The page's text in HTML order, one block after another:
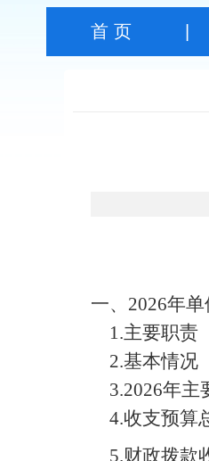
首 页
一、 2026年单
1.主要职责
2.基本情况
3.2026年主
4.收支预算
5.财政拨款